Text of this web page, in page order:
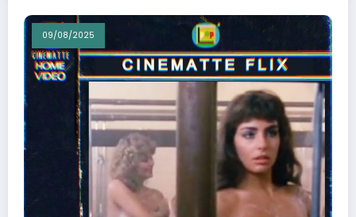
09/08/2025